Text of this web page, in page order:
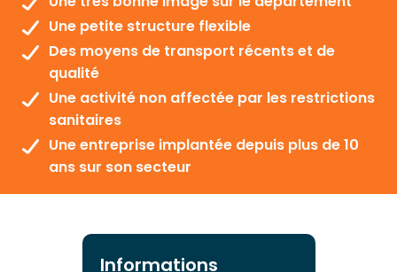
Une petite structure flexible
Des moyens de transport récents et de
qualité
Une activité non affectée par les restrictions
sanitaires
Une entreprise implantée depuis plus de 10
ans sur son secteur
Informations